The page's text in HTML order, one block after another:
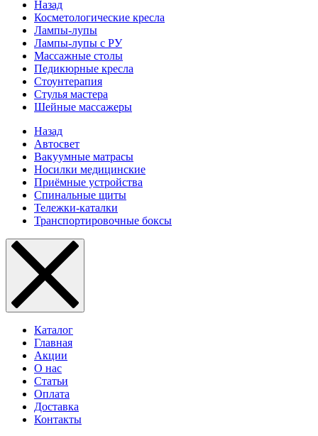
Назад
Косметологические кресла
Лампы-лупы
Лампы-лупы с РУ
Массажные столы
Педикюрные кресла
Стоунтерапия
Стулья мастера
Шейные массажеры
Назад
Автосвет
Вакуумные матрасы
Носилки медицинские
Приёмные устройства
Спинальные щиты
Тележки-каталки
Транспортировочные боксы
Каталог
Главная
Акции
О нас
Статьи
Оплата
Доставка
Контакты